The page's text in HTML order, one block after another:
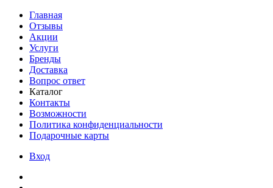
Главная
Отзывы
Акции
Услуги
Бренды
Доставка
Вопрос ответ
Каталог
Контакты
Возможности
Политика конфиденциальности
Подарочные карты
Вход